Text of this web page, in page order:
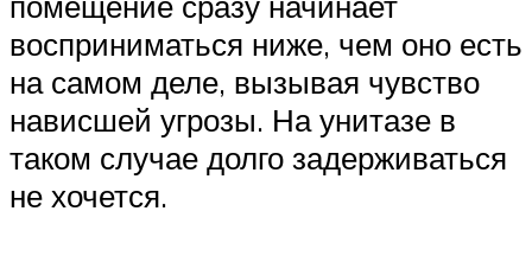
восприниматься ниже, чем оно есть
на самом деле, вызывая чувство
нависшей угрозы. На унитазе в
таком случае долго задерживаться
не хочется.